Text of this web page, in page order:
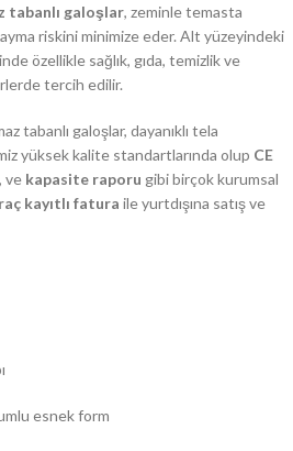
tabanlı galoşlar, zeminle temasta
riskini minimize eder. Alt yüzeyindeki
özellikle sağlık, gıda, temizlik ve
tercih edilir.
tabanlı galoşlar, dayanıklı tela
yüksek kalite standartlarında olup CE
, ve kapasite raporu gibi birçok kurumsal
kayıtlı fatura ile yurtdışına satış ve
esnek form